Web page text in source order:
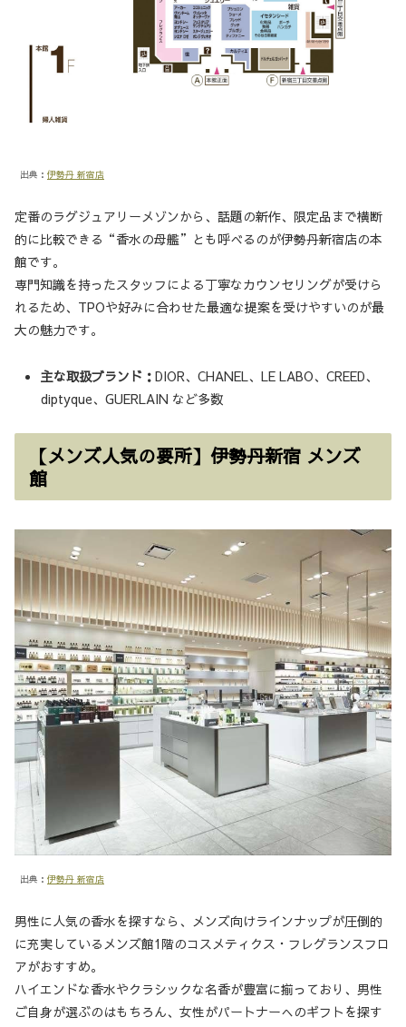
出典： 伊勢丹 新宿店
定番のラグジュアリーメゾンから、話題の新作、限定品まで横断
的に比較できる“香水の母艦”とも呼べるのが伊勢丹新宿店の本
館です。
専門知識を持ったスタッフによる丁寧なカウンセリングが受けら
れるため、TPOや好みに合わせた最適な提案を受けやすいのが最
大の魅力です。
主な取扱ブランド： DIOR、CHANEL、LE LABO、CREED、
diptyque、GUERLAIN など多数
【メンズ人気の要所】伊勢丹新宿 メンズ
館
出典： 伊勢丹 新宿店
男性に人気の香水を探すなら、メンズ向けラインナップが圧倒的
に充実しているメンズ館1階のコスメティクス・フレグランスフロ
アがおすすめ。
ハイエンドな香水やクラシックな名香が豊富に揃っており、男性
ご自身が選ぶのはもちろん、女性がパートナーへのギフトを探す